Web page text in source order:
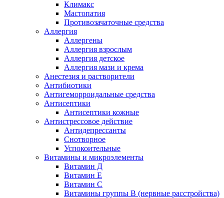
Климакс
Мастопатия
Противозачаточные средства
Аллергия
Аллергены
Аллергия взрослым
Аллергия детское
Аллергия мази и крема
Анестезия и растворители
Антибиотики
Антигеморроидальные средства
Антисептики
Антисептики кожные
Антистрессовое действие
Антидепрессанты
Снотворное
Успокоительные
Витамины и микроэлементы
Витамин Д
Витамин Е
Витамин С
Витамины группы В (нервные расстройства)